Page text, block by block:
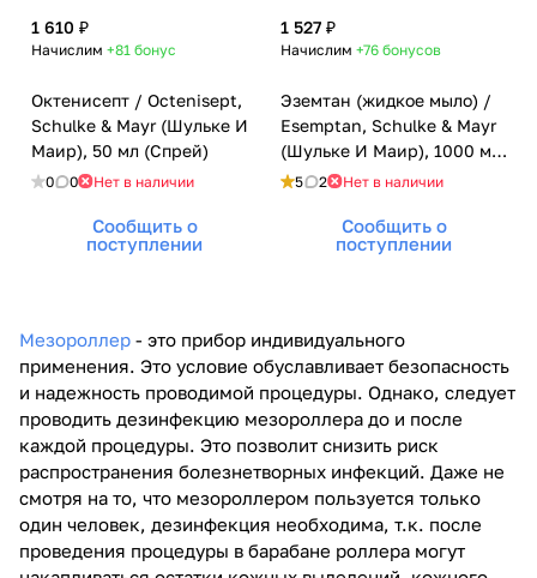
1 610 ₽
Начислим +81 бонус
Октенисепт / Octenisept,
Schulke & Mayr (Шульке И
Маир), 50 мл (Спрей)
0 0 Нет в наличии
Сообщить о
поступлении
1 527 ₽
Начислим +76 бонусов
Эземтан (жидкое мыло) /
Esemptan, Schulke & Mayr
(Шульке И Маир), 1000 мл
(1 л)
5 2 Нет в наличии
Сообщить о
поступлении
Мезороллер - это прибор индивидуального
применения. Это условие обуславливает безопасность
и надежность проводимой процедуры. Однако, следует
проводить дезинфекцию мезороллера до и после
каждой процедуры. Это позволит снизить риск
распространения болезнетворных инфекций. Даже не
смотря на то, что мезороллером пользуется только
один человек, дезинфекция необходима, т.к. после
проведения процедуры в барабане роллера могут